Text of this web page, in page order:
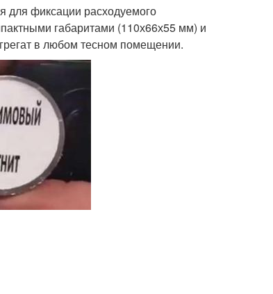
для фиксации расходуемого
габаритами (110х66х55 мм) и
в любом тесном помещении.